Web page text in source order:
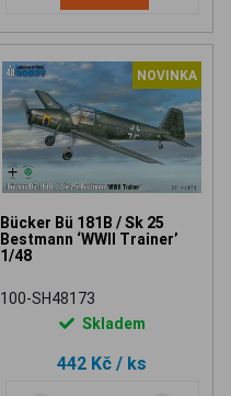
NOVINKA
Bücker Bü 181B / Sk 25
Bestmann ‘WWII Trainer’
1/48
100-SH48173
Skladem
442 Kč / ks